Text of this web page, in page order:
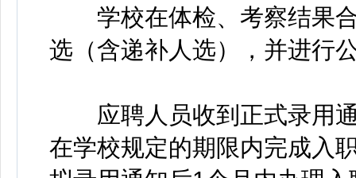
学校在体检、考察结果合
选（含递补人选），并进行
应聘人员收到正式录用通
在学校规定的期限内完成入